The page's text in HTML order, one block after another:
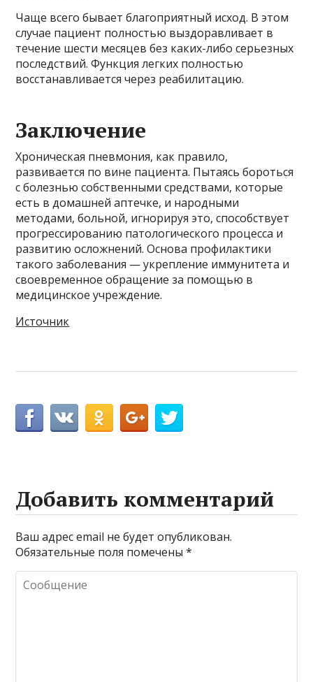
Чаще всего бывает благоприятный исход. В этом
случае пациент полностью выздоравливает в
течение шести месяцев без каких-либо серьезных
последствий. Функция легких полностью
восстанавливается через реабилитацию.
Заключение
Хроническая пневмония, как правило,
развивается по вине пациента. Пытаясь бороться
с болезнью собственными средствами, которые
есть в домашней аптечке, и народными
методами, больной, игнорируя это, способствует
прогрессированию патологического процесса и
развитию осложнений. Основа профилактики
такого заболевания — укрепление иммунитета и
своевременное обращение за помощью в
медицинское учреждение.
Источник
Добавить комментарий
Ваш адрес email не будет опубликован.
Обязательные поля помечены*